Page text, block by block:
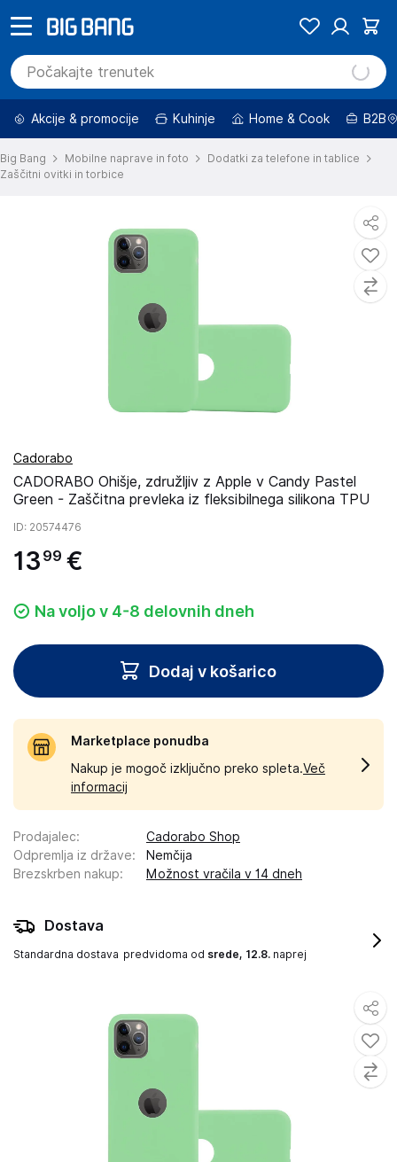
Akcije & promocije Kuhinje Home & Cook B2B
Big Bang Mobilne naprave in foto
Dodatki za telefone in tablice
Zaščitni ovitki in torbice
Cadorabo
CADORABO Ohišje, združljiv z Apple v Candy Pastel
Green - Zaščitna prevleka iz fleksibilnega silikona TPU
ID: 20574476
13 99 €
Na voljo v 4-8 delovnih dneh
Dodaj v košarico
Marketplace ponudba
Nakup je mogoč izključno preko spleta.Več
informacij
Prodajalec:
Cadorabo Shop
Odpremlja iz države:
Nemčija
Brezskrben nakup: Možnost vračila v 14 dneh
Dostava
Standardna dostava predvidoma od srede, 12.8. naprej